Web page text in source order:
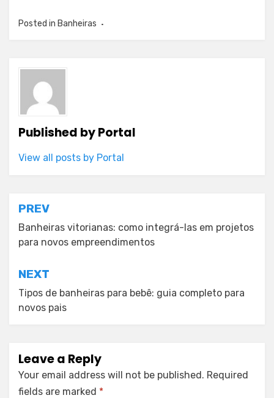
Posted in Banheiras
Published byPortal
View all posts by Portal
Post
navigation
PREV
Banheiras vitorianas: como integrá-las em projetos
para novos empreendimentos
NEXT
Tipos de banheiras para bebê: guia completo para
novos pais
Leave a Reply
Your email address will not be published. Required
fields are marked *